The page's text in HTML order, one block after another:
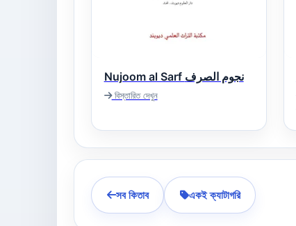
Nujoom al Sarf نجوم الصرف
বিস্তারিত দেখুন
সব কিতাব একই ক্যাটাগরি